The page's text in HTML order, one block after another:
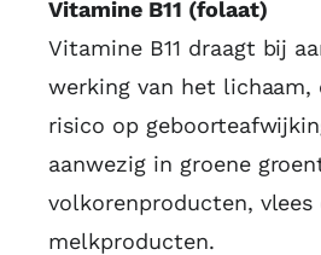
Vitamine B11 (folaat)
Vitamine B11 draagt bij
werking van het lichaam,
risico op
aanwezig in groene
volkorenproducten, vlees
melkproducten.